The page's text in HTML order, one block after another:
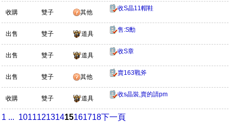
收購 雙子 其他
收S晶11帽鞋
出售 雙子 道具
售:S勳
出售 雙子 道具
收S章
出售 雙子 其他
賣163戰斧
收購 雙子 道具
收s晶裝,賣的請pm
1 ... 101112131415161718下一頁